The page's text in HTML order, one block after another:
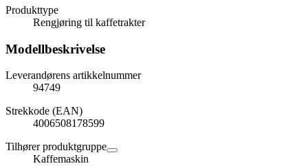
Produkttype
Rengjøring til kaffetrakter
Modellbeskrivelse
Leverandørens artikkelnummer
94749
Strekkode (EAN)
4006508178599
Tilhører produktgruppe
Kaffemaskin